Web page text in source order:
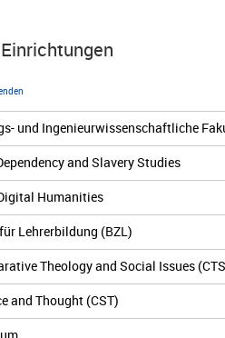
und Ingenieurwissenschaftliche
and Slavery Studies
Humanities
Lehrerbildung (BZL)
Theology and Social Issues
and Thought (CST)